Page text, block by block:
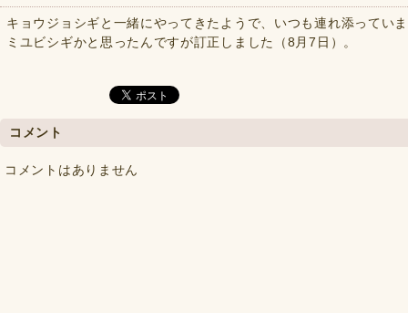
キョウジョシギと一緒にやってきたようで、いつも連れ添ってい
ミユビシギかと思ったんですが訂正しました（8月7日）。
コメント
コメントはありません